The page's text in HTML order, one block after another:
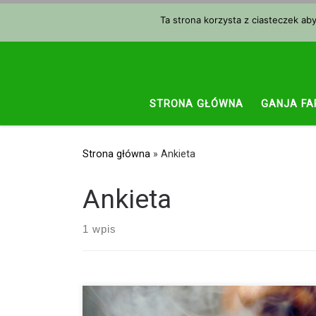
STRONA GŁÓWNA GANJA
Strona główna » Ankieta
Ankieta
1 wpis
Legalizacja marihuany zmienia oczywiście status
Ta strona korzysta z ciasteczek